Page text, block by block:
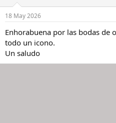
e
:
18 May 2026
Enhorabuena por las bodas de
todo un icono.
Un saludo